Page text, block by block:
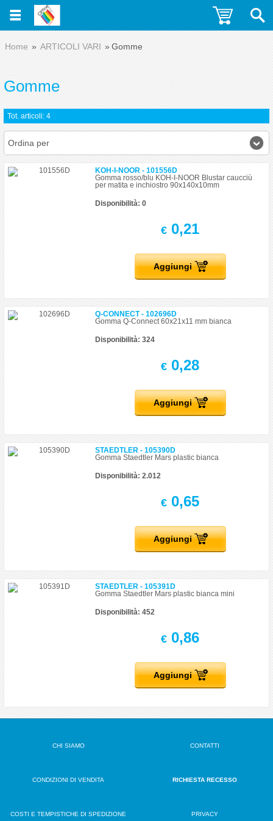
Home ARTICOLI VARI Gomme
Gomme
Tot. articoli: 4
Ordina per
KOH-I-NOOR - 101556D
Gomma rosso/blu KOH-I-NOOR Blustar caucciù
per matita e inchiostro 90x140x10mm
Disponibilità: 0
€ 0,21
Aggiungi
Q-CONNECT - 102696D
Gomma Q-Connect 60x21x11 mm bianca
Disponibilità: 324
€ 0,28
Aggiungi
STAEDTLER - 105390D
Gomma Staedtler Mars plastic bianca
Disponibilità: 2.012
€ 0,65
Aggiungi
STAEDTLER - 105391D
Gomma Staedtler Mars plastic bianca mini
Disponibilità: 452
€ 0,86
Aggiungi
CHI SIAMO CONTATTI
CONDIZIONI DI VENDITA RICHIESTA RECESSO
COSTI E TEMPISTICHE DI SPEDIZIONE PRIVACY